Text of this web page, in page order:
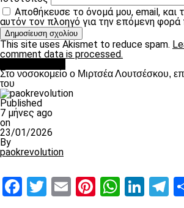
Αποθήκευσε το όνομά μου, email, και
αυτόν τον πλοηγό για την επόμενη
This site uses Akismet to reduce spam.
comment data is processed.
Στο νοσοκομείο ο Μιρτσέα Λουτσέσκου,
του
Published
7 μήνες ago
on
23/01/2026
By
paokrevolution
Facebook
Twitter
EmailPinterest